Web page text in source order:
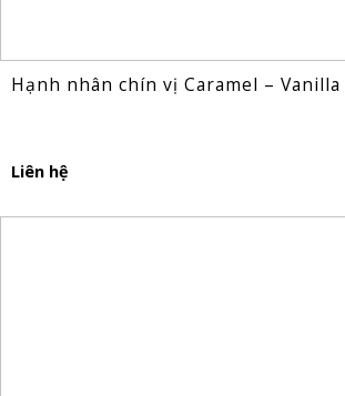
Hạnh nhân chín vị Caramel – Vanilla
Liên hệ